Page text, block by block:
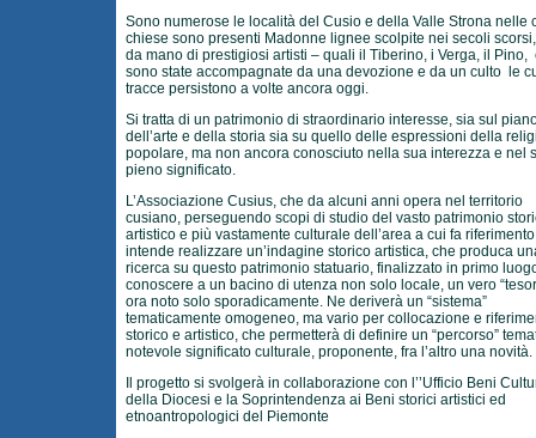
Sono numerose le località del Cusio e della Valle Strona nelle
chiese sono presenti Madonne lignee scolpite nei secoli
da mano di prestigiosi artisti – quali il Tiberino, i Verga, il Pino,
sono state accompagnate da una devozione e da un culto le
tracce persistono a volte ancora oggi.
Si tratta di un patrimonio di straordinario interesse, sia sul
dell’arte e della storia sia su quello delle espressioni della
popolare, ma non ancora conosciuto nella sua interezza e nel
pieno significato.
L’Associazione Cusius, che da alcuni anni opera nel territorio
cusiano, perseguendo scopi di studio del vasto patrimonio
artistico e più vastamente culturale dell’area a cui fa
intende realizzare un’indagine storico artistica, che produca
ricerca su questo patrimonio statuario, finalizzato in primo
conoscere a un bacino di utenza non solo locale, un vero
ora noto solo sporadicamente. Ne deriverà un “sistema”
tematicamente omogeneo, ma vario per collocazione e
storico e artistico, che permetterà di definire un “percorso”
notevole significato culturale, proponente, fra l’altro una novità.
Il progetto si svolgerà in collaborazione con l’’Ufficio Beni
della Diocesi e la Soprintendenza ai Beni storici artistici ed
etnoantropologici del Piemonte